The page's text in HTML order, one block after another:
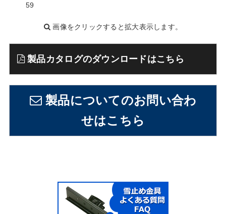
59
画像をクリックすると拡大表示します。
製品カタログのダウンロードはこちら
製品についてのお問い合わ
せはこちら